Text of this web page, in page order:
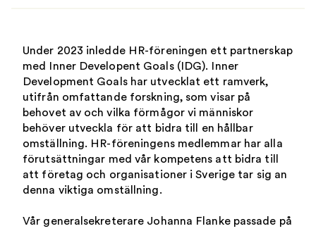
Under 2023 inledde HR-föreningen ett partnerskap
med Inner Developent Goals (IDG). Inner
Development Goals har utvecklat ett ramverk,
utifrån omfattande forskning, som visar på
behovet av och vilka förmågor vi människor
behöver utveckla för att bidra till en hållbar
omställning. HR-föreningens medlemmar har alla
förutsättningar med vår kompetens att bidra till
att företag och organisationer i Sverige tar sig an
denna viktiga omställning.
Vår generalsekreterare Johanna Flanke passade på